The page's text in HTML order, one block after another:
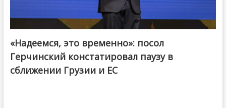
«Надеемся, это временно»: посол
Герчинский констатировал паузу в
сближении Грузии и ЕС